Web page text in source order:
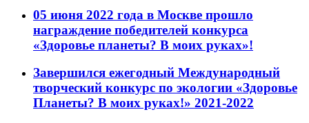
05 июня 2022 года в Москве прошло
награждение победителей конкурса
«Здоровье планеты? В моих руках»!
Завершился ежегодный Международный
творческий конкурс по экологии «Здоровье
Планеты? В моих руках!» 2021-2022